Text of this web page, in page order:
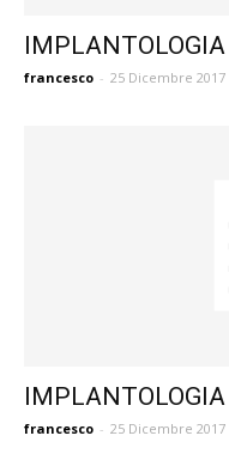
francesco - 25 Dicembre 2017
francesco - 25 Dicembre 2017